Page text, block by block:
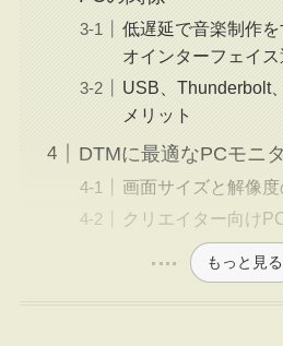
低遅延で音楽制作
オインターフェイ
USB、Thunderbolt
メリット
DTMに最適なPCモニ
画面サイズと解像
クリエイター向け
もっと見る